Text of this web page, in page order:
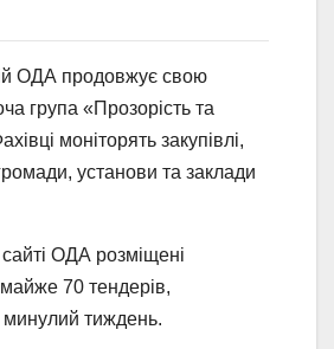
ОДА продовжує свою
група «Прозорість та
моніторять закупівлі,
установи та заклади
ОДА розміщені
70 тендерів,
тиждень.